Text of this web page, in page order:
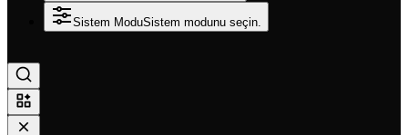
Sistem ModuSistem modunu seçin.